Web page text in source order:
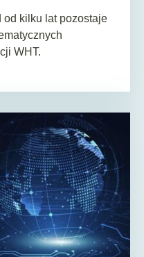
od kilku lat pozostaje
WHT.